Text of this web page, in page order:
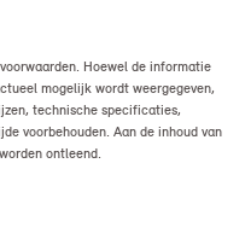
Hoewel de informatie
mogelijk wordt weergegeven,
technische specificaties,
voorbehouden. Aan de inhoud van
ontleend.